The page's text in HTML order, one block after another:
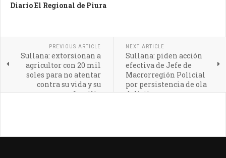
Diario El Regional de Piura
PREVIOUS ARTICLE
Sullana: extorsionan a
agricultor con 20 mil
soles para no atentar
contra su vida y su
familia
NEXT ARTICLE
Sullana: piden acción
efectiva de Jefe de
Macrorregión Policial
por persistencia de ola
delictiva